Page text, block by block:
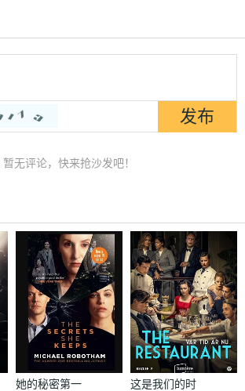
暂无评论，快来抢沙发吧！
她的秘密第一
这是我们的时